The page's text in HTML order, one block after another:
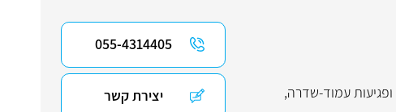
עמוד-שדרה,
055-4314405
יצירת קשר